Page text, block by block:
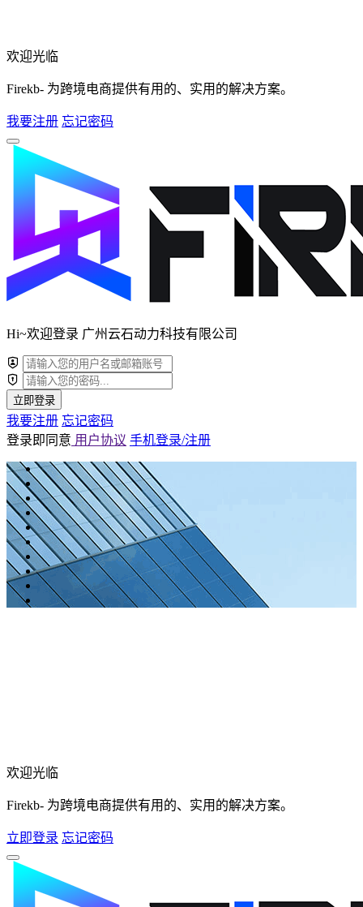
欢迎光临
Firekb- 为跨境电商提供有用的、实用的解决方案。
我要注册 忘记密码
Hi~欢迎登录 广州云石动力科技有限公司
立即登录
我要注册 忘记密码
登录即同意 用户协议 手机登录/注册
欢迎光临
Firekb- 为跨境电商提供有用的、实用的解决方案。
立即登录 忘记密码